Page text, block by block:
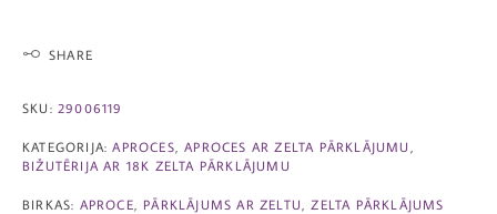
SHARE
SKU: 29006119
KATEGORIJA:APROCES ,APROCES AR ZELTA PĀRKLĀJUMU
BIŽUTĒRIJA AR 18K ZELTA PĀRKLĀJUMU
BIRKAS: APROCE PĀRKLĀJUMS AR ZELTU ZELTA PĀRKLĀJUMS